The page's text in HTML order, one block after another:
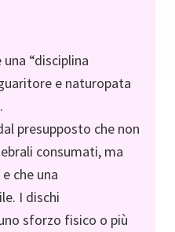
“disciplina
e naturopata
presupposto che non
consumati, ma
che una
I dischi
sforzo fisico o più